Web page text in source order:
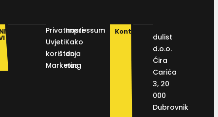
Privatnosti
Uvjeti
korištenja
Marketing
Impressum
Kako
do
nas
Kontakt
dulist
d.o.o.
Ćira
Carića
3, 20
000
Dubrovnik